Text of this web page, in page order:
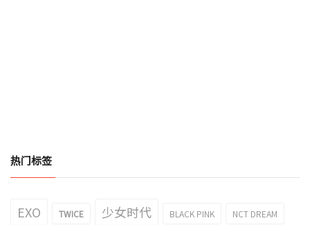
热门标签
EXO TWICE 少女时代 BLACK PINK NCT DREAM